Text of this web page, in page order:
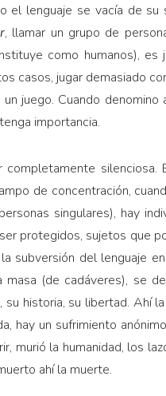
el lenguaje se vacía de su
, llamar un grupo de
como humanos), es
casos, jugar demasiado
juego. Cuando denomino
importancia.
silenciosa.
de concentración,
singulares), hay
protegidos, sujetos que
subversión del lenguaje
(de cadáveres), se
historia, su libertad. Ahí
hay un sufrimiento
murió la humanidad, los
ahí la muerte.